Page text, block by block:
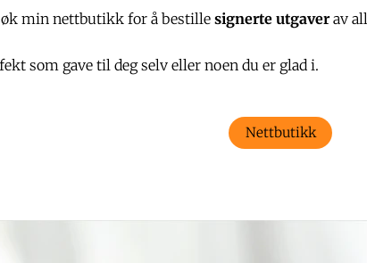
min nettbutikk for å bestille signerte utgaverav
som gave til deg selv eller noen du er glad i.
Nettbutikk